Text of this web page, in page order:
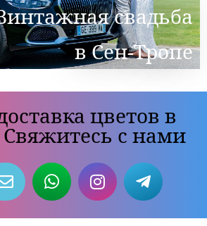
свадьба
в Сен-Тропе
цветов в
с нами